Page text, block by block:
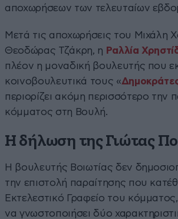
αποχωρήσεων των τελευταίων
Μετά τις αποχωρήσεις του Μιχάλη
Θεοδώρας Τζάκρη, η Ραλλία
πλέον η μοναδική βουλευτής που
κοινοβουλευτικά τους «
περιορίζει ακόμη περισσότερο την
κόμματος στη Βουλή.
Η δήλωση της Γιώτας
Η βουλευτής Βοιωτίας δεν
την επιστολή παραίτησης που
Εκτελεστικό Γραφείο του
να γνωστοποιήσει δύο